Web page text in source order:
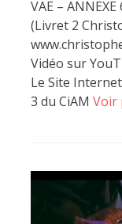
VAE –
(Livret 2
Vidéo sur
Le Site
3 du CiAM Voir